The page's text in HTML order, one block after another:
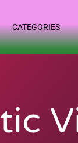
CATEGORIES